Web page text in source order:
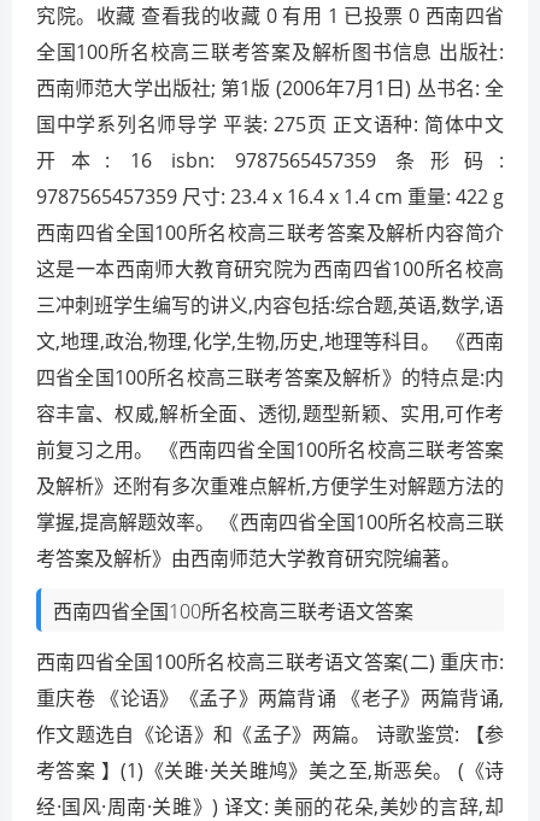
究院。收藏 查看我的收藏 0 有用 1 已投票 0 西南四省
全国100所名校高三联考答案及解析图书信息 出版社:
西南师范大学出版社; 第1版 (2006年7月1日) 丛书名: 全
国中学系列名师导学 平装: 275页 正文语种: 简体中文
开本: 16 isbn: 9787565457359 条形码:
9787565457359 尺寸: 23.4 x 16.4 x 1.4 cm 重量: 422 g
西南四省全国100所名校高三联考答案及解析内容简介
这是一本西南师大教育研究院为西南四省100所名校高
三冲刺班学生编写的讲义,内容包括:综合题,英语,数学,语
文,地理,政治,物理,化学,生物,历史,地理等科目。 《西南
四省全国100所名校高三联考答案及解析》的特点是:内
容丰富、权威,解析全面、透彻,题型新颖、实用,可作考
前复习之用。 《西南四省全国100所名校高三联考答案
及解析》还附有多次重难点解析,方便学生对解题方法的
掌握,提高解题效率。 《西南四省全国100所名校高三联
考答案及解析》由西南师范大学教育研究院编著。
西南四省全国100所名校高三联考语文答案
西南四省全国100所名校高三联考语文答案(二) 重庆市:
重庆卷 《论语》《孟子》两篇背诵 《老子》两篇背诵,
作文题选自《论语》和《孟子》两篇。 诗歌鉴赏: 【参
考答案 】(1)《关雎·关关雎鸠》美之至,斯恶矣。 (《诗
经·国风·周南·关雎》) 译文: 美丽的花朵,美妙的言辞,却